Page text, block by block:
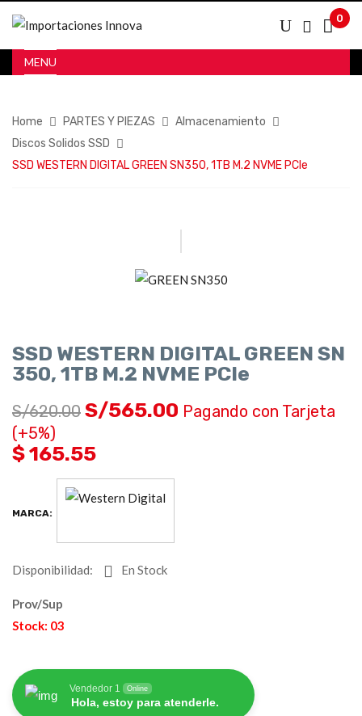
0
MENU
Home PARTES Y PIEZAS
Almacenamiento
Discos Solidos SSD
SSD WESTERN DIGITAL GREEN SN350, 1TB M.2 NVME PCIe
SSD WESTERN DIGITAL GREEN SN
350, 1TB M.2 NVME PCIe
S/620.00 S/565.00 Pagando con Tarjeta
(+5%)
$ 165.55
MARCA:
Disponibilidad: En Stock
Prov/Sup
Stock: 03
Vendedor 1 Online
Hola, estoy para atenderle.